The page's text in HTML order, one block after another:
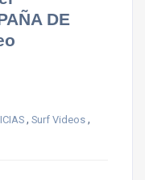
DE
, Surf Videos ,